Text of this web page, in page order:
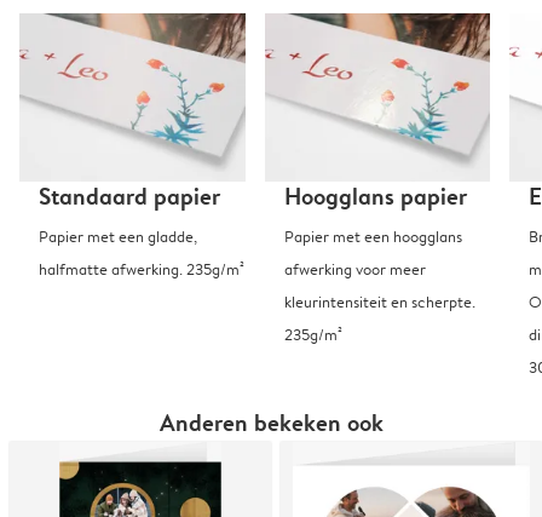
Standaard papier
Papier met een gladde,
halfmatte afwerking. 235g/m²
Hoogglans papier
Papier met een hoogglans
afwerking voor meer
kleurintensiteit en scherpte.
235g/m²
Anderen bekeken ook